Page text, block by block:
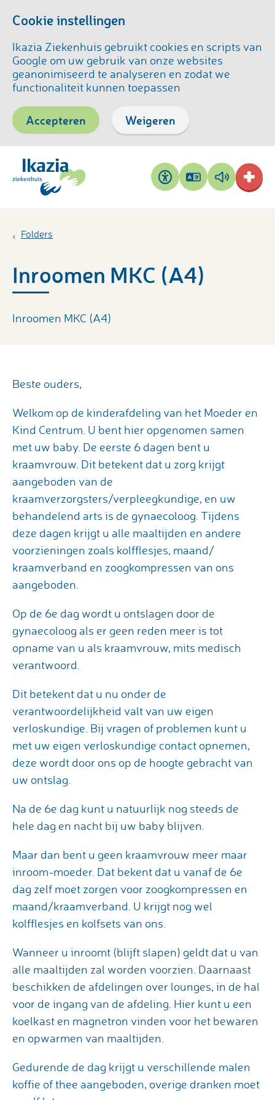
Cookie instellingen
Ikazia Ziekenhuis gebruikt cookies en scripts van
Google om uw gebruik van onze websites
geanonimiseerd te analyseren en zodat we
functionaliteit kunnen toepassen
Accepteren Weigeren
Toegankelijkheid
Pagina
vertalen
Pagina
voorlezen
Folders
Inroomen MKC (A4)
Inroomen MKC (A4)
Beste ouders,
Welkom op de kinderafdeling van het Moeder en
Kind Centrum. U bent hier opgenomen samen
met uw baby. De eerste 6 dagen bent u
kraamvrouw. Dit betekent dat u zorg krijgt
aangeboden van de
kraamverzorgsters/verpleegkundige, en uw
behandelend arts is de gynaecoloog. Tijdens
deze dagen krijgt u alle maaltijden en andere
voorzieningen zoals kolfflesjes, maand/
kraamverband en zoogkompressen van ons
aangeboden.
Op de 6e dag wordt u ontslagen door de
gynaecoloog als er geen reden meer is tot
opname van u als kraamvrouw, mits medisch
verantwoord.
Dit betekent dat u nu onder de
verantwoordelijkheid valt van uw eigen
verloskundige. Bij vragen of problemen kunt u
met uw eigen verloskundige contact opnemen,
deze wordt door ons op de hoogte gebracht van
uw ontslag.
Na de 6e dag kunt u natuurlijk nog steeds de
hele dag en nacht bij uw baby blijven.
Maar dan bent u geen kraamvrouw meer maar
inroom-moeder. Dat bekent dat u vanaf de 6e
dag zelf moet zorgen voor zoogkompressen en
maand/kraamverband. U krijgt nog wel
kolfflesjes en kolfsets van ons.
Wanneer u inroomt (blijft slapen) geldt dat u van
alle maaltijden zal worden voorzien. Daarnaast
beschikken de afdelingen over lounges, in de hal
voor de ingang van de afdeling. Hier kunt u een
koelkast en magnetron vinden voor het bewaren
en opwarmen van maaltijden.
Gedurende de dag krijgt u verschillende malen
koffie of thee aangeboden, overige dranken moet